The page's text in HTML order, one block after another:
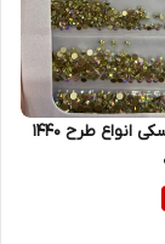
نگین سواروسکی انواع طرح 1440